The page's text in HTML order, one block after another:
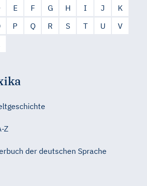
E F G H I J
K
P Q R S T U
V
Z
der deutschen Sprache